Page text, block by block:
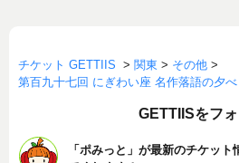
チケット GETTIIS > 関東 > その他 >
第百九十七回 にぎわい座 名作落語の夕べ
GETTIISをフ
「ポみっと」が最新のチケッ